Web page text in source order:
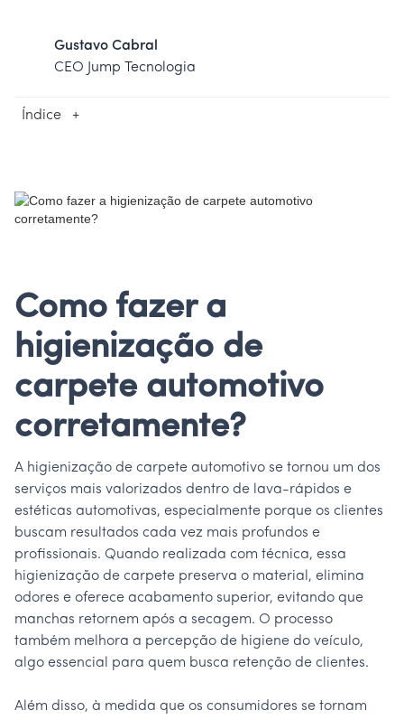
Gustavo Cabral
CEO Jump Tecnologia
Índice +
Como fazer a
higienização de
carpete automotivo
corretamente?
A higienização de carpete automotivo se tornou um dos
serviços mais valorizados dentro de lava-rápidos e
estéticas automotivas, especialmente porque os clientes
buscam resultados cada vez mais profundos e
profissionais. Quando realizada com técnica, essa
higienização de carpete preserva o material, elimina
odores e oferece acabamento superior, evitando que
manchas retornem após a secagem. O processo
também melhora a percepção de higiene do veículo,
algo essencial para quem busca retenção de clientes.
Além disso, à medida que os consumidores se tornam